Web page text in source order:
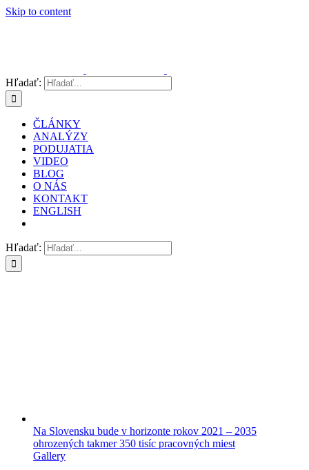
Skip to content
Hľadať:
ČLÁNKY
ANALÝZY
PODUJATIA
VIDEO
BLOG
O NÁS
KONTAKT
ENGLISH
Hľadať:
Na Slovensku bude v horizonte rokov 2021 – 2035
ohrozených takmer 350 tisíc pracovných miest
Gallery